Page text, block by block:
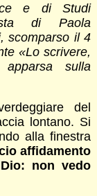
e di Studi
di Paola
scomparso il 4
«Lo scrivere,
sulla
del
lontano. Si
alla finestra
affidamento
non vedo